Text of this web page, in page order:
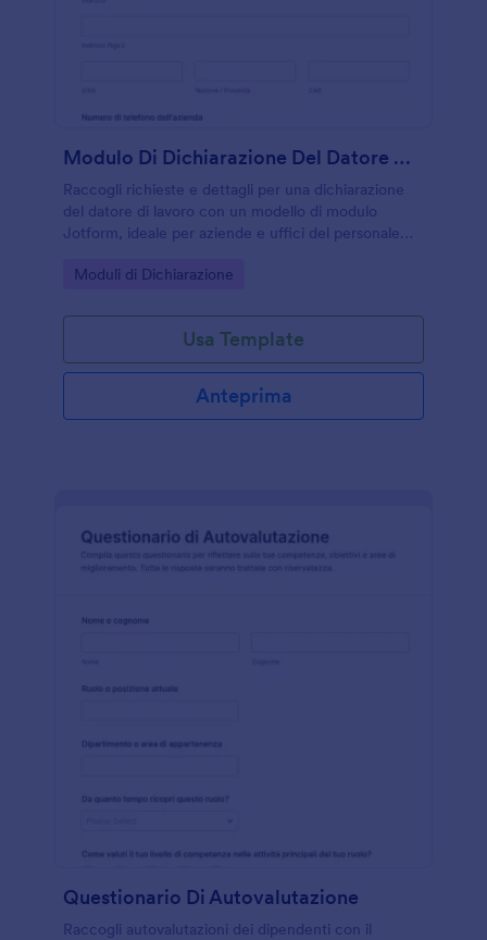
Modulo Di Dichiarazione Del Datore Di Lavoro
Raccogli richieste e dettagli per una dichiarazione
del datore di lavoro con un modello di modulo
Jotform, ideale per aziende e uffici del personale
documento online.
Go to Category:
Moduli di Dichiarazione
Usa Template
Anteprima
Questionario Di Autovalutazione
Raccogli autovalutazioni dei dipendenti con il